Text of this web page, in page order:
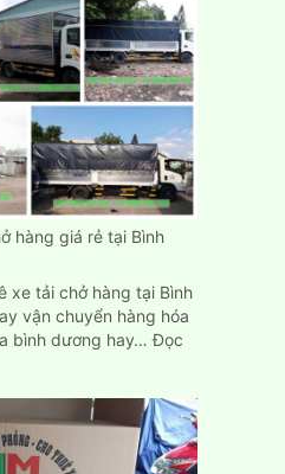
Hòa
Đồng
Nai
hàng giá rẻ tại Bình
xe tải chở hàng tại Bình
vận chuyển hàng hóa
bình dương hay…Đọc